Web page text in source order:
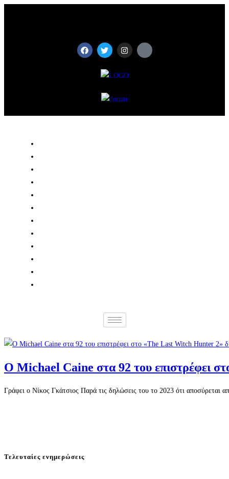
Ο Michael Caine στα 92 του επιστρέφει
Γράφει ο Νίκος Γκάτσιος Παρά τις δηλώσεις του το 2023 ότι αποσύρεται
Τελευταίες ενημερώσεις